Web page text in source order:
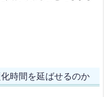
時間を延ばせるのか